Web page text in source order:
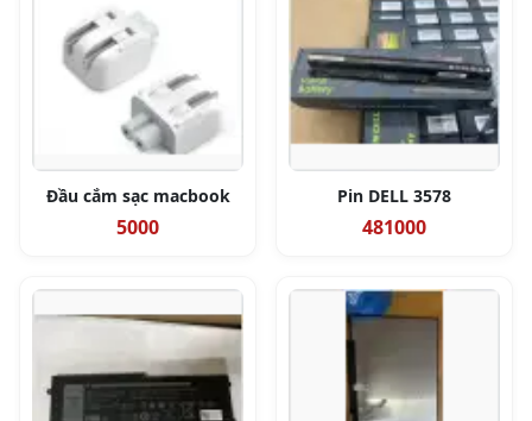
Đầu cắm sạc macbook
5000
Pin DELL 3578
481000